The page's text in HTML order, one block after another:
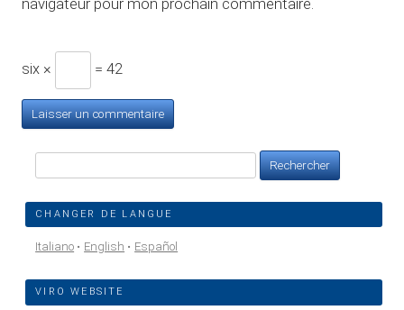
six × = 42
CHANGER DE LANGUE
Italiano English Español
VIRO WEBSITE